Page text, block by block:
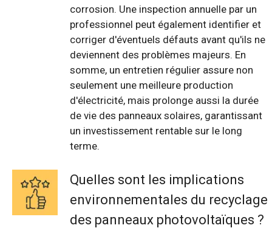
corrosion. Une inspection annuelle par un
professionnel peut également identifier et
corriger d'éventuels défauts avant qu'ils ne
deviennent des problèmes majeurs. En
somme, un entretien régulier assure non
seulement une meilleure production
d'électricité, mais prolonge aussi la durée
de vie des panneaux solaires, garantissant
un investissement rentable sur le long
terme.
Quelles sont les implications
environnementales du recyclage
des panneaux photovoltaïques ?